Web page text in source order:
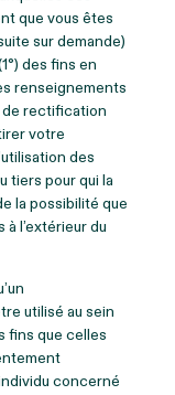
que vous êtes
sur demande)
des fins en
renseignements
de rectification
votre
des
tiers pour qui la
la possibilité que
l’extérieur du
utilisé au sein
fins que celles
concerné